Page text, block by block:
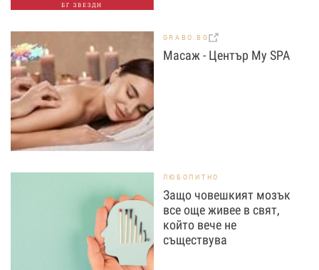
БГ ЗВЕЗДИ
GRABO.BG
Масаж - Център My SPA
ЛЮБОПИТНО
Защо човешкият мозък
все още живее в свят,
който вече не
съществува